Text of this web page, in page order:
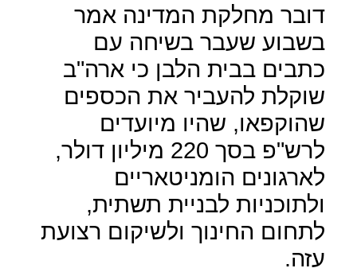
דובר מחלקת המדינה אמר
בשבוע שעבר בשיחה עם
כתבים בבית הלבן כי ארה"ב
שוקלת להעביר את הכספים
שהוקפאו, שהיו מיועדים
לרש"פ בסך 220 מיליון דולר,
לארגונים הומניטאריים
ולתוכניות לבניית תשתית,
לתחום החינוך ולשיקום רצועת
עזה.